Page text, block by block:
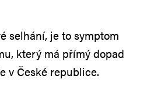
selhání, je to symptom
který má přímý dopad
v České republice.